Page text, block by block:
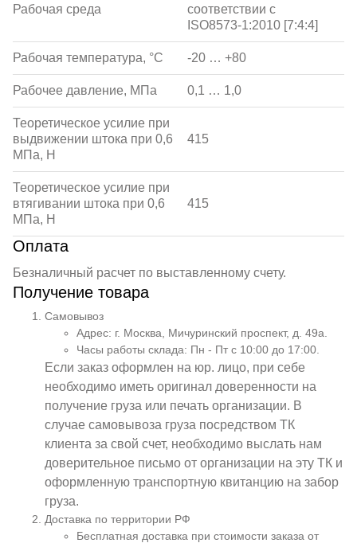
Рабочая среда
соответствии с
ISO8573-1:2010 [7:4:4]
Рабочая температура, °С -20 … +80
Рабочее давление, МПа 0,1 … 1,0
Теоретическое усилие при
выдвижении штока при 0,6
МПа, Н
415
Теоретическое усилие при
втягивании штока при 0,6
МПа, Н
415
Оплата
Безналичный расчет по выставленному счету.
Получение товара
Самовывоз
Адрес: г. Москва, Мичуринский проспект, д. 49а.
Часы работы склада: Пн - Пт с 10:00 до 17:00.
Если заказ оформлен на юр. лицо, при себе
необходимо иметь оригинал доверенности на
получение груза или печать организации. В
случае самовывоза груза посредством ТК
клиента за свой счет, необходимо выслать нам
доверительное письмо от организации на эту ТК и
оформленную транспортную квитанцию на забор
груза.
Доставка по территории РФ
Бесплатная доставка при стоимости заказа от